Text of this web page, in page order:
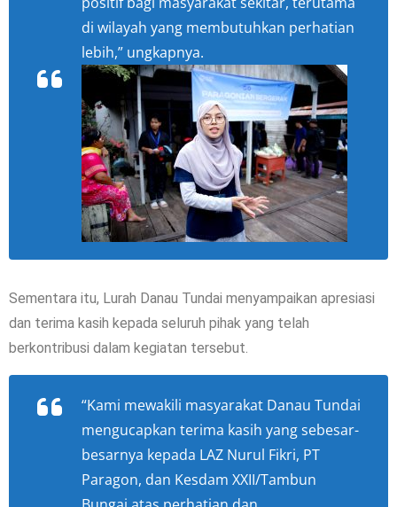
di wilayah yang membutuhkan perhatian
lebih,” ungkapnya.
Sementara itu, Lurah Danau Tundai menyampaikan apresiasi
dan terima kasih kepada seluruh pihak yang telah
berkontribusi dalam kegiatan tersebut.
“Kami mewakili masyarakat Danau Tundai
mengucapkan terima kasih yang sebesar-
besarnya kepada LAZ Nurul Fikri, PT
Paragon, dan Kesdam XXII/Tambun